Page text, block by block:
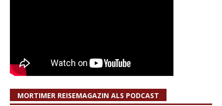
MORTIMER REISEMAGAZIN ALS PODCAST